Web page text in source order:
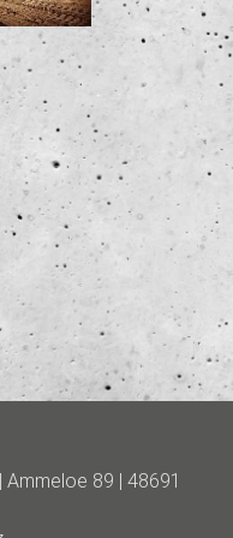
Ammeloe 89 | 48691